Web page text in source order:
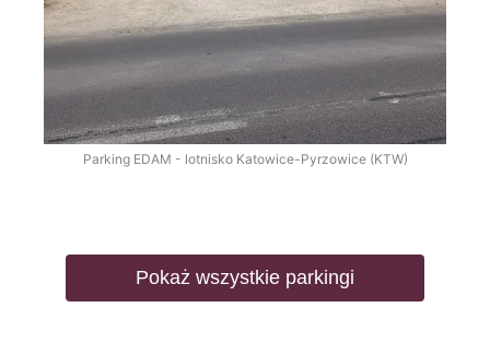
Parking EDAM - lotnisko Katowice-Pyrzowice (KTW)
Pokaż wszystkie parkingi